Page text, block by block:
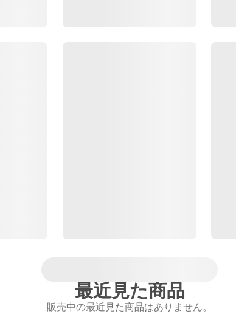
最近見た商品
販売中の最近見た商品はありません。